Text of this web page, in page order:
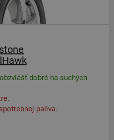
dobré na suchých
paliva.